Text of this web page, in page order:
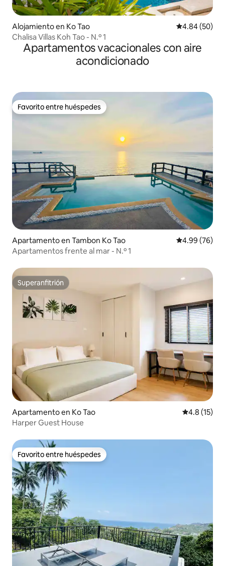
Alojamiento en Ko Tao Calificación
4.84 (50)
Chalisa Villas Koh Tao - N.º 1
Apartamentos vacacionales con aire
acondicionado
Favorito entre huéspedes
Favorito entre huéspedes
Apartamento en Tambon Ko Tao Calificación
4.99 (76)
Apartamentos frente al mar - N.º 1
Superanfitrión
Superanfitrión
Apartamento en Ko Tao Calificación
4.8 (15)
Harper Guest House
Favorito entre huéspedes
Favorito entre huéspedes